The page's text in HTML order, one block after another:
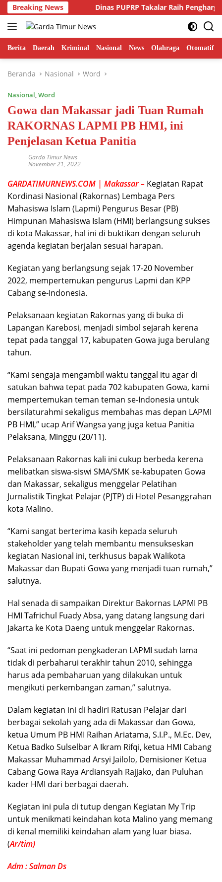
Langsung
ke
konten
Breaking News
Fitnah?? Dinas PUPRP Takalar Raih Penghargaan
Berita Daerah Kriminal Nasional News Olahraga Otomatif
Beranda Nasional Word
Nasional,Word
Gowa dan Makassar jadi Tuan Rumah
RAKORNAS LAPMI PB HMI, ini
Penjelasan Ketua Panitia
Garda Timur News
November 21, 2022
GARDATIMURNEWS.COM | Makassar – Kegiatan Rapat
Kordinasi Nasional (Rakornas) Lembaga Pers
Mahasiswa Islam (Lapmi) Pengurus Besar (PB)
Himpunan Mahasiswa Islam (HMI) berlangsung sukses
di kota Makassar, hal ini di buktikan dengan seluruh
agenda kegiatan berjalan sesuai harapan.
Kegiatan yang berlangsung sejak 17-20 November
2022, mempertemukan pengurus Lapmi dan KPP
Cabang se-Indonesia.
Pelaksanaan kegiatan Rakornas yang di buka di
Lapangan Karebosi, menjadi simbol sejarah kerena
tepat pada tanggal 17, kabupaten Gowa juga berulang
tahun.
“Kami sengaja mengambil waktu tanggal itu agar di
satukan bahwa tepat pada 702 kabupaten Gowa, kami
mempertemukan teman teman se-Indonesia untuk
bersilaturahmi sekaligus membahas mas depan LAPMI
PB HMI,” ucap Arif Wangsa yang juga ketua Panitia
Pelaksana, Minggu (20/11).
Pelaksanaan Rakornas kali ini cukup berbeda kerena
melibatkan siswa-siswi SMA/SMK se-kabupaten Gowa
dan Makassar, sekaligus menggelar Pelatihan
Jurnalistik Tingkat Pelajar (PJTP) di Hotel Pesanggrahan
kota Malino.
“Kami sangat berterima kasih kepada seluruh
stakeholder yang telah membantu mensukseskan
kegiatan Nasional ini, terkhusus bapak Walikota
Makassar dan Bupati Gowa yang menjadi tuan rumah,”
salutnya.
Hal senada di sampaikan Direktur Bakornas LAPMI PB
HMI Tafrichul Fuady Absa, yang datang langsung dari
Jakarta ke Kota Daeng untuk menggelar Rakornas.
“Saat ini pedoman pengkaderan LAPMI sudah lama
tidak di perbaharui terakhir tahun 2010, sehingga
harus ada pembaharuan yang dilakukan untuk
mengikuti perkembangan zaman,” salutnya.
Dalam kegiatan ini di hadiri Ratusan Pelajar dari
berbagai sekolah yang ada di Makassar dan Gowa,
ketua Umum PB HMI Raihan Ariatama, S.I.P., M.Ec. Dev,
Ketua Badko Sulselbar A Ikram Rifqi, ketua HMI Cabang
Makassar Muhammad Arsyi Jailolo, Demisioner Ketua
Cabang Gowa Raya Ardiansyah Rajjako, dan Puluhan
kader HMI dari berbagai daerah.
Kegiatan ini pula di tutup dengan Kegiatan My Trip
untuk menikmati keindahan kota Malino yang memang
di kenal memiliki keindahan alam yang luar biasa.
(Ar/tim)
Adm : Salman Ds